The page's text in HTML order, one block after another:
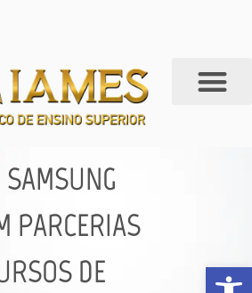
Abrir
PARCERIAS
DE